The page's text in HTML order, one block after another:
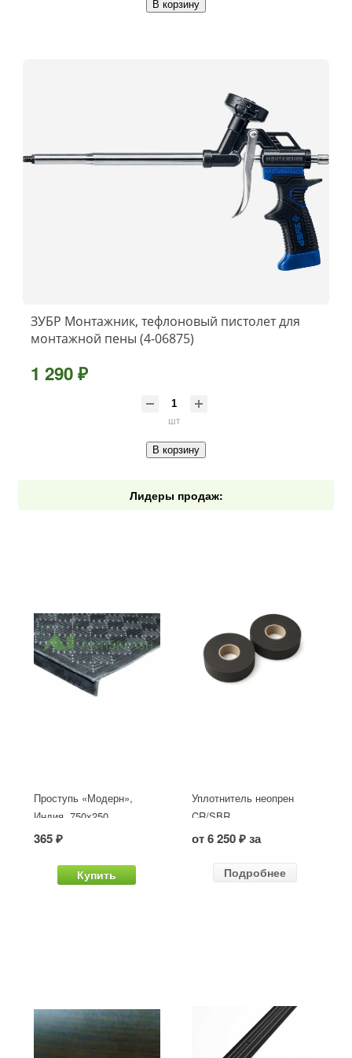
В корзину
ЗУБР Монтажник, тефлоновый пистолет для
монтажной пены (4-06875)
1 290 ₽
шт
В корзину
Лидеры продаж:
Проступь «Модерн»,
Индия, 750x250
365 ₽
Купить
Уплотнитель неопрен
CR/SBR
от 6 250 ₽ за
Подробнее